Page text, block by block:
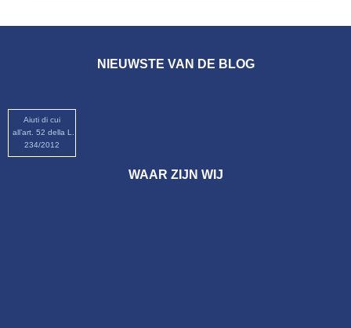
NIEUWSTE VAN DE BLOG
Aiuti di cui
all’art. 52 della L.
234/2012
WAAR ZIJN WIJ